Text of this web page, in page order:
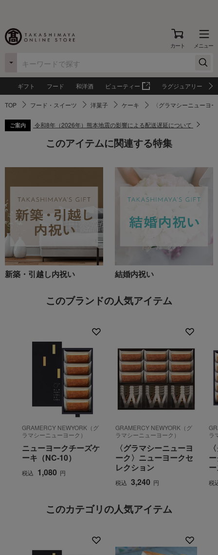
カート メニュー
ギフト フード 和洋酒 ビューティー ラグジュアリー
TOP フード・スイーツ 洋菓子 ケーキ 〈グラマシーニューヨ
ご案内 令和8年（2026年）熊本地震の影響による配送遅延について
このアイテムに関連する特集
新築・引越し内祝い 結婚内祝い
このブランドの人気アイテム
GRAMERCY NEWYORK（グ
ラマシーニューヨーク）
ニューヨークチーズケ
ーキ（NC-10）
税込 1,080 円
GRAMERCY NEWYORK（グ
ラマシーニューヨーク）
〈グラマシーニューヨ
ーク〉ニューヨークセ
レクション
税込 3,240 円
ラ
税
このカテゴリの人気アイテム